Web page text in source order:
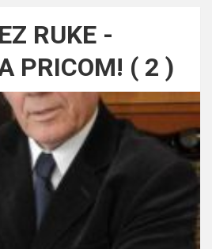
RUKE -
PRICOM! ( 2 )